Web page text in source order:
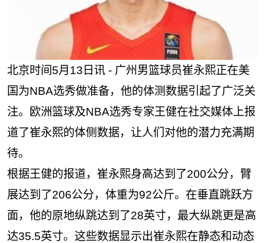
北京时间5月13日讯 - 广州男篮球员崔永熙正在美
国为NBA选秀做准备，他的体测数据引起了广泛关
注。欧洲篮球及NBA选秀专家王健在社交媒体上报
道了崔永熙的体侧数据，让人们对他的潜力充满期
待。
根据王健的报道，崔永熙身高达到了200公分，臂
展达到了206公分，体重为92公斤。在垂直跳跃方
面，他的原地纵跳达到了28英寸，最大纵跳更是高
达35.5英寸。这些数据显示出崔永熙在静态和动态